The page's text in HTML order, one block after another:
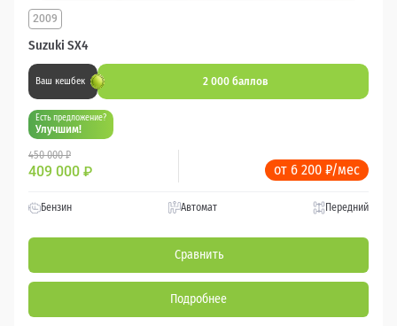
Suzuki SX4
2009
Ваш кешбек 2 000 баллов
Есть предложение?
Улучшим!
450 000 ₽
409 000 ₽ от 6 200 ₽/мес
Бензин Автомат Передний
Сравнить
Подробнее